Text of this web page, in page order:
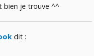
bien je trouve ^^
dit :